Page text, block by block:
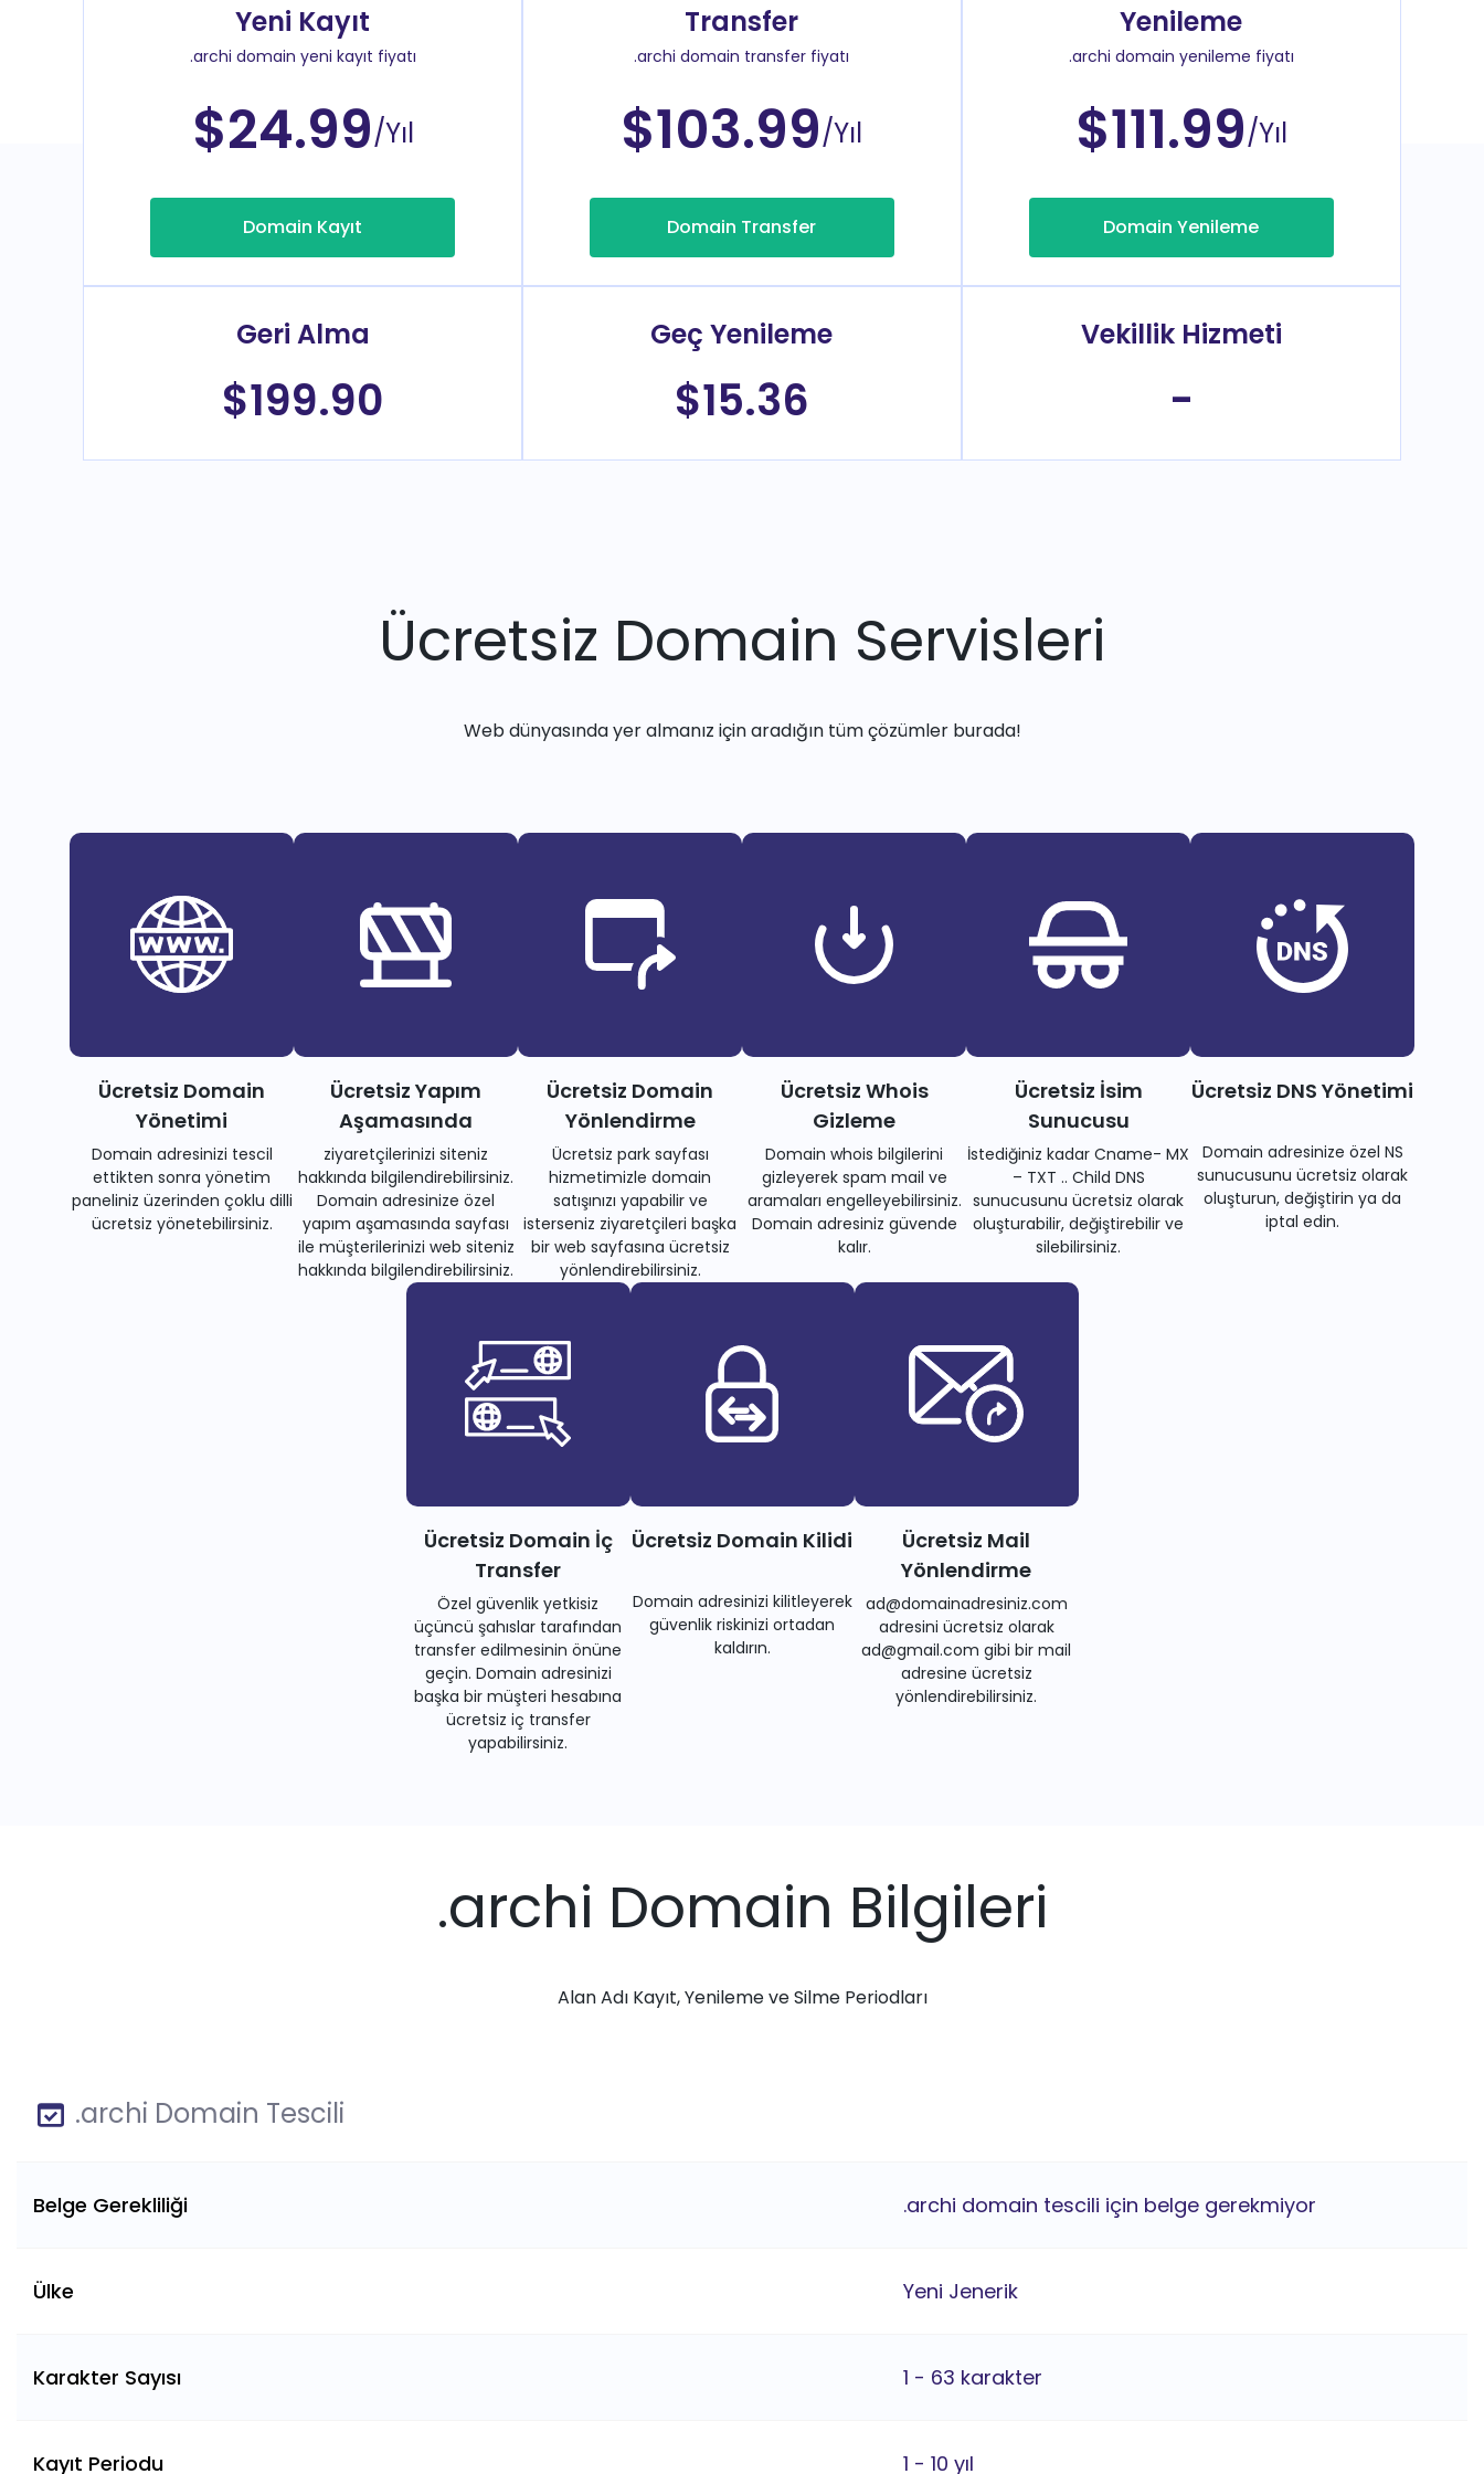
Yeni Kayıt
.archi domain yeni kayıt fiyatı
$24.99/Yıl
Domain Kayıt
Transfer
.archi domain transfer fiyatı
$103.99/Yıl
Domain Transfer
Yenileme
.archi domain yenileme fiyatı
$111.99/Yıl
Domain Yenileme
Geri Alma
$199.90
Geç Yenileme
$15.36
Vekillik Hizmeti
-
Ücretsiz Domain Servisleri
Web dünyasında yer almanız için aradığın tüm çözümler burada!
Ücretsiz Domain
Yönetimi
Domain adresinizi tescil
ettikten sonra yönetim
paneliniz üzerinden çoklu dilli
ücretsiz yönetebilirsiniz.
Ücretsiz Yapım
Aşamasında
ziyaretçilerinizi siteniz
hakkında bilgilendirebilirsiniz.
Domain adresinize özel
yapım aşamasında sayfası
ile müşterilerinizi web siteniz
hakkında bilgilendirebilirsiniz.
Ücretsiz Domain
Yönlendirme
Ücretsiz park sayfası
hizmetimizle domain
satışınızı yapabilir ve
isterseniz ziyaretçileri başka
bir web sayfasına ücretsiz
yönlendirebilirsiniz.
Ücretsiz Whois
Gizleme
Domain whois bilgilerini
gizleyerek spam mail ve
aramaları engelleyebilirsiniz.
Domain adresiniz güvende
kalır.
Ücretsiz İsim
Sunucusu
İstediğiniz kadar Cname- MX
– TXT .. Child DNS
sunucusunu ücretsiz olarak
oluşturabilir, değiştirebilir ve
silebilirsiniz.
Ücretsiz DNS Yönetimi
Domain adresinize özel NS
sunucusunu ücretsiz olarak
oluşturun, değiştirin ya da
iptal edin.
Ücretsiz Domain İç
Transfer
Özel güvenlik yetkisiz
üçüncü şahıslar tarafından
transfer edilmesinin önüne
geçin. Domain adresinizi
başka bir müşteri hesabına
ücretsiz iç transfer
yapabilirsiniz.
Ücretsiz Domain Kilidi
Domain adresinizi kilitleyerek
güvenlik riskinizi ortadan
kaldırın.
Ücretsiz Mail
Yönlendirme
ad@domainadresiniz.com
adresini ücretsiz olarak
ad@gmail.com gibi bir mail
adresine ücretsiz
yönlendirebilirsiniz.
.archi Domain Bilgileri
Alan Adı Kayıt, Yenileme ve Silme Periodları
.archi Domain Tescili
Belge Gerekliliği .archi domain tescili için belge gerekmiyor
Ülke Yeni Jenerik
Karakter Sayısı 1 - 63 karakter
Kayıt Periodu 1 - 10 yıl